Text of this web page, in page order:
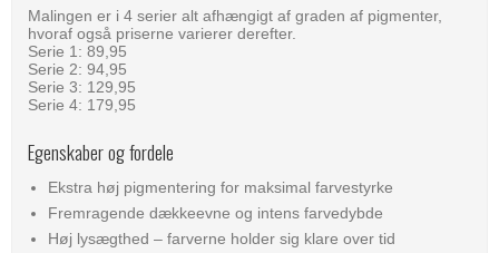
Malingen er i 4 serier alt afhængigt af graden af pigmenter,
hvoraf også priserne varierer derefter.
Serie 1: 89,95
Serie 2: 94,95
Serie 3: 129,95
Serie 4: 179,95
Egenskaber og fordele
Ekstra høj pigmentering for maksimal farvestyrke
Fremragende dækkeevne og intens farvedybde
Høj lysægthed – farverne holder sig klare over tid